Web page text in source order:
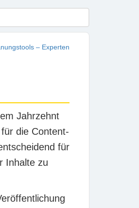
Jahrzehnt
die Content-
für
Inhalte zu